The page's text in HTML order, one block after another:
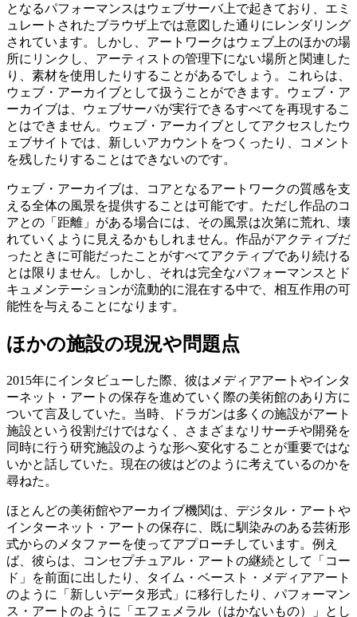
となるパフォーマンスはウェブサーバ上で起きており、エミ
ュレートされたブラウザ上では意図した通りにレンダリング
されています。しかし、アートワークはウェブ上のほかの場
所にリンクし、アーティストの管理下にない場所と関連した
り、素材を使用したりすることがあるでしょう。これらは、
ウェブ・アーカイブとして扱うことができます。ウェブ・ア
ーカイブは、ウェブサーバが実行できるすべてを再現するこ
とはできません。ウェブ・アーカイブとしてアクセスしたウ
ェブサイトでは、新しいアカウントをつくったり、コメント
を残したりすることはできないのです。
ウェブ・アーカイブは、コアとなるアートワークの質感を支
える全体の風景を提供することは可能です。ただし作品のコ
アとの「距離」がある場合には、その風景は次第に荒れ、壊
れていくように見えるかもしれません。作品がアクティブだ
ったときに可能だったことがすべてアクティブであり続ける
とは限りません。しかし、それは完全なパフォーマンスとド
キュメンテーションが流動的に混在する中で、相互作用の可
能性を与えることになります。
ほかの施設の現況や問題点
2015年にインタビューした際、彼はメディアアートやインタ
ーネット・アートの保存を進めていく際の美術館のあり方に
ついて言及していた。当時、ドラガンは多くの施設がアート
施設という役割だけではなく、さまざまなリサーチや開発を
同時に行う研究施設のような形へ変化することが重要ではな
いかと話していた。現在の彼はどのように考えているのかを
尋ねた。
ほとんどの美術館やアーカイブ機関は、デジタル・アートや
インターネット・アートの保存に、既に馴染みのある芸術形
式からのメタファーを使ってアプローチしています。例え
ば、彼らは、コンセプチュアル・アートの継続として「コー
ド」を前面に出したり、タイム・ベースト・メディアアート
のように「新しいデータ形式」に移行したり、パフォーマン
ス・アートのように「エフェメラル（はかないもの）」とし